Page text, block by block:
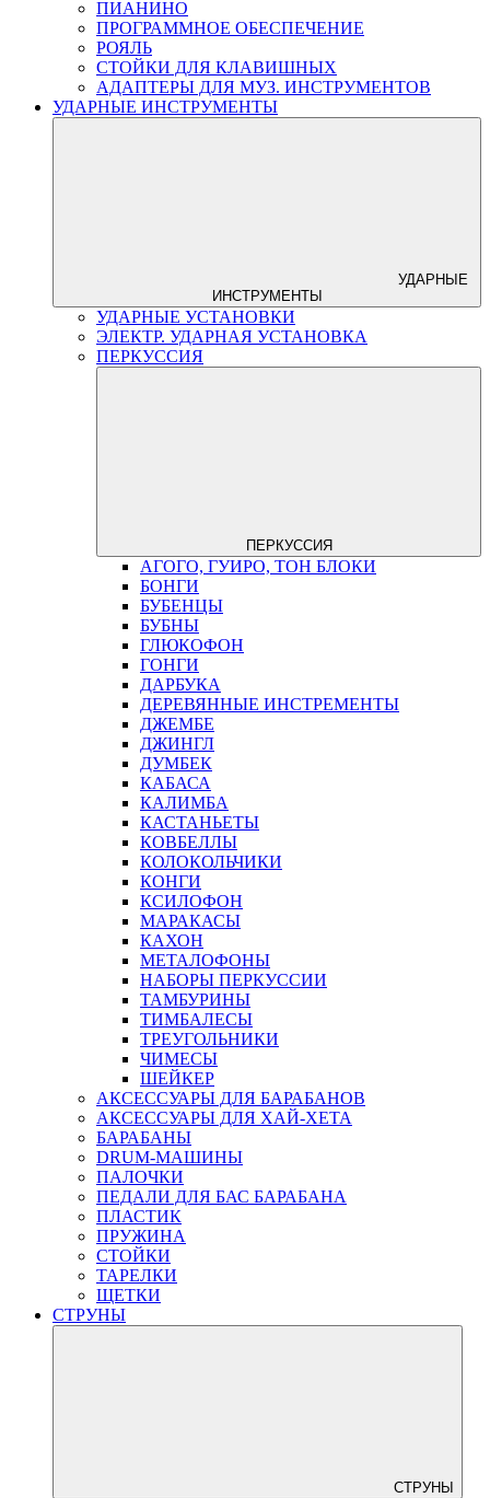
ПИАНИНО
ПРОГРАММНОЕ ОБЕСПЕЧЕНИЕ
РОЯЛЬ
СТОЙКИ ДЛЯ КЛАВИШНЫХ
АДАПТЕРЫ ДЛЯ МУЗ. ИНСТРУМЕНТОВ
УДАРНЫЕ ИНСТРУМЕНТЫ
УДАРНЫЕ
ИНСТРУМЕНТЫ
УДАРНЫЕ УСТАНОВКИ
ЭЛЕКТР. УДАРНАЯ УСТАНОВКА
ПЕРКУССИЯ
ПЕРКУССИЯ
АГОГО, ГУИРО, ТОН БЛОКИ
БОНГИ
БУБЕНЦЫ
БУБНЫ
ГЛЮКОФОН
ГОНГИ
ДАРБУКА
ДЕРЕВЯННЫЕ ИНСТРЕМЕНТЫ
ДЖЕМБЕ
ДЖИНГЛ
ДУМБЕК
КАБАСА
КАЛИМБА
КАСТАНЬЕТЫ
КОВБЕЛЛЫ
КОЛОКОЛЬЧИКИ
КОНГИ
КСИЛОФОН
МАРАКАСЫ
КАХОН
МЕТАЛОФОНЫ
НАБОРЫ ПЕРКУССИИ
ТАМБУРИНЫ
ТИМБАЛЕСЫ
ТРЕУГОЛЬНИКИ
ЧИМЕСЫ
ШЕЙКЕР
АКСЕССУАРЫ ДЛЯ БАРАБАНОВ
АКСЕССУАРЫ ДЛЯ ХАЙ-ХЕТА
БАРАБАНЫ
DRUM-МАШИНЫ
ПАЛОЧКИ
ПЕДАЛИ ДЛЯ БАС БАРАБАНА
ПЛАСТИК
ПРУЖИНА
СТОЙКИ
ТАРЕЛКИ
ЩЕТКИ
СТРУНЫ
СТРУНЫ